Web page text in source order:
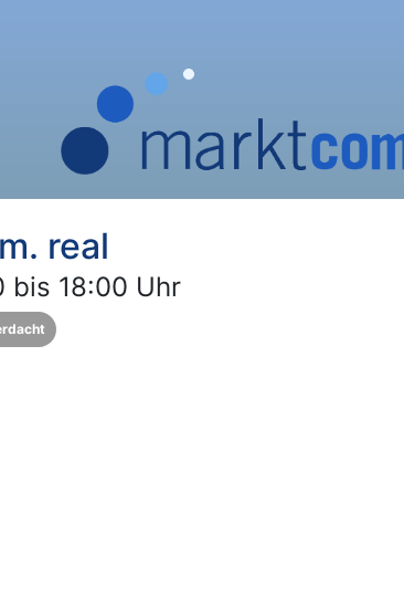
real
bis 18:00 Uhr